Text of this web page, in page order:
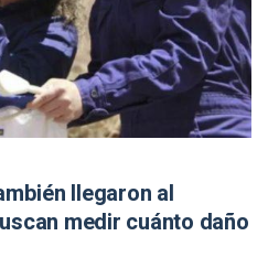
llegaron al
medir cuánto daño